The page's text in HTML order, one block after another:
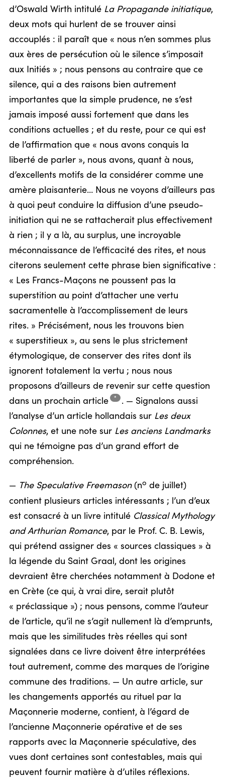
d’Oswald Wirth intitulé La Propagande initiatique,
deux mots qui hurlent de se trouver ainsi
accouplés : il paraît que « nous n’en sommes plus
aux ères de persécution où le silence s’imposait
aux Initiés » ; nous pensons au contraire que ce
silence, qui a des raisons bien autrement
importantes que la simple prudence, ne s’est
jamais imposé aussi fortement que dans les
conditions actuelles ; et du reste, pour ce qui est
de l’affirmation que « nous avons conquis la
liberté de parler », nous avons, quant à nous,
d’excellents motifs de la considérer comme une
amère plaisanterie… Nous ne voyons d’ailleurs pas
à quoi peut conduire la diffusion d’une pseudo-
initiation qui ne se rattacherait plus effectivement
à rien ; il y a là, au surplus, une incroyable
méconnaissance de l’efficacité des rites, et nous
citerons seulement cette phrase bien significative :
« Les Francs-Maçons ne poussent pas la
superstition au point d’attacher une vertu
sacramentelle à l’accomplissement de leurs
rites. » Précisément, nous les trouvons bien
« superstitieux », au sens le plus strictement
étymologique, de conserver des rites dont ils
ignorent totalement la vertu ; nous nous
proposons d’ailleurs de revenir sur cette question
dans un prochain article * .— Signalons aussi
l’analyse d’un article hollandais sur Les deux
Colonnes, et une note sur Les anciens Landmarks
qui ne témoigne pas d’un grand effort de
compréhension.
— The Speculative Freemason(no de juillet)
contient plusieurs articles intéressants ; l’un d’eux
est consacré à un livre intitulé Classical Mythology
and Arthurian Romance, par le Prof. C. B. Lewis,
qui prétend assigner des « sources classiques » à
la légende du Saint Graal, dont les origines
devraient être cherchées notamment à Dodone et
en Crète (ce qui, à vrai dire, serait plutôt
« préclassique ») ; nous pensons, comme l’auteur
de l’article, qu’il ne s’agit nullement là d’emprunts,
mais que les similitudes très réelles qui sont
signalées dans ce livre doivent être interprétées
tout autrement, comme des marques de l’origine
commune des traditions. — Un autre article, sur
les changements apportés au rituel par la
Maçonnerie moderne, contient, à l’égard de
l’ancienne Maçonnerie opérative et de ses
rapports avec la Maçonnerie spéculative, des
vues dont certaines sont contestables, mais qui
peuvent fournir matière à d’utiles réflexions.